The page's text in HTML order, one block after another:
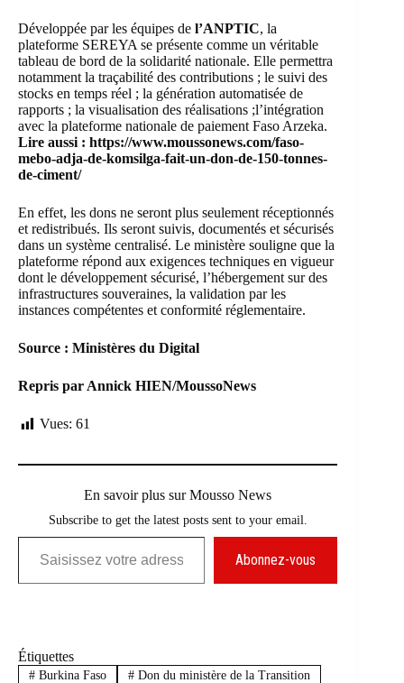
Développée par les équipes de l’ANPTIC, la
plateforme SEREYA se présente comme un véritable
tableau de bord de la solidarité nationale. Elle permettra
notamment la traçabilité des contributions ; le suivi des
stocks en temps réel ; la génération automatisée de
rapports ; la visualisation des réalisations ;l’intégration
avec la plateforme nationale de paiement Faso Arzeka.
Lire aussi : https://www.moussonews.com/faso-
mebo-adja-de-komsilga-fait-un-don-de-150-tonnes-
de-ciment/
En effet, les dons ne seront plus seulement réceptionnés
et redistribués. Ils seront suivis, documentés et sécurisés
dans un système centralisé. Le ministère souligne que la
plateforme répond aux exigences techniques en vigueur
dont le développement sécurisé, l’hébergement sur des
infrastructures souveraines, la validation par les
instances compétentes et conformité réglementaire.
Source : Ministères du Digital
Repris par Annick HIEN/MoussoNews
Vues: 61
En savoir plus sur Mousso News
Subscribe to get the latest posts sent to your email.
Saisissez votre adresse e-mail…
Abonnez-vous
Étiquettes
#Burkina Faso #Don du ministère de la Transition